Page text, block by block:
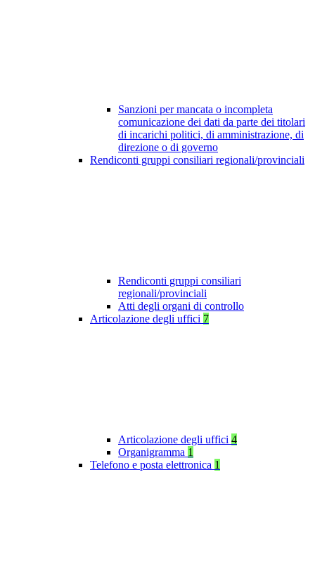
Sanzioni per mancata o incompleta
comunicazione dei dati da parte dei titolari
di incarichi politici, di amministrazione, di
direzione o di governo
Rendiconti gruppi consiliari regionali/provinciali
Rendiconti gruppi consiliari
regionali/provinciali
Atti degli organi di controllo
Articolazione degli uffici 7
Articolazione degli uffici 4
Organigramma 1
Telefono e posta elettronica 1